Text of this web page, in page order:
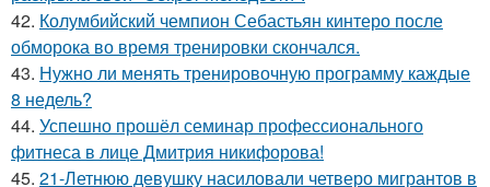
42. Колумбийский чемпион Себастьян кинтеро после
обморока во время тренировки скончался.
43. Нужно ли менять тренировочную программу каждые
8 недель?
44. Успешно прошёл семинар профессионального
фитнеса в лице Дмитрия никифорова!
45. 21-Летнюю девушку насиловали четверо мигрантов в